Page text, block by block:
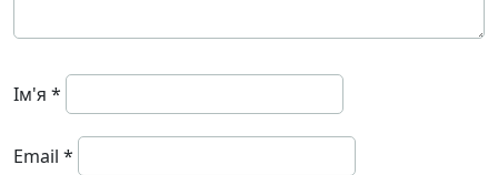
Ім'я *
Email *